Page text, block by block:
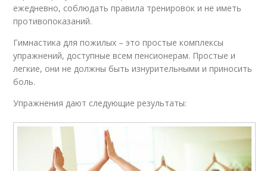
ежедневно, соблюдать правила тренировок и не иметь
противопоказаний.
Гимнастика для пожилых – это простые комплексы
упражнений, доступные всем пенсионерам. Простые и
легкие, они не должны быть изнурительными и приносить
боль.
Упражнения дают следующие результаты: